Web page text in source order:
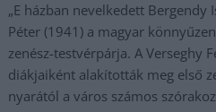
„E házban nevelkedett Bergendy
Péter (1941) a magyar
zenész-testvérpárja. A Verseghy
diákjaiként alakították meg első
nyarától a város számos